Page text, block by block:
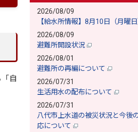
自
2026/08/09
【給水所情報】8月10日（月曜日
2026/08/09
避難所開設状況
2026/08/01
避難所の再編について
2026/07/31
生活用水の配布について
2026/07/31
八代市上水道の被災状況と今後
応について